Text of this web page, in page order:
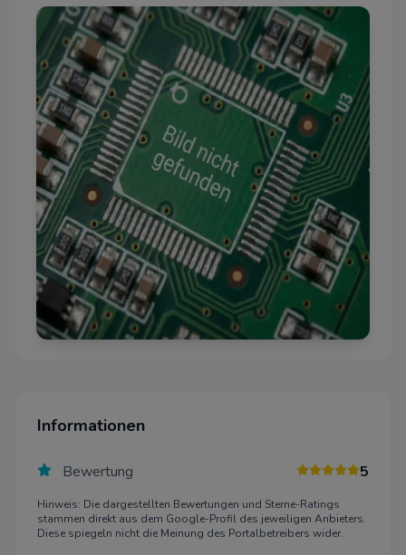
Informationen
Bewertung 5
Hinweis: Die dargestellten Bewertungen und Sterne-Ratings
stammen direkt aus dem Google-Profil des jeweiligen Anbieters.
Diese spiegeln nicht die Meinung des Portalbetreibers wider.